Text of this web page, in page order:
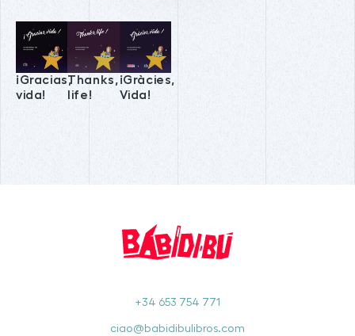
¡Gracias,
vida!
Thanks,
life!
¡Gràcies,
Vida!
+34 653 754 771
ciao@babidibulibros.com